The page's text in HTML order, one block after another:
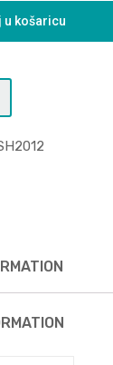
u košaricu